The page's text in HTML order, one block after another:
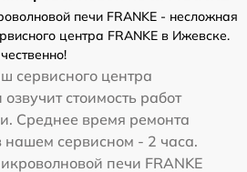
печи FRANKE - несложная
центра FRANKE в Ижевске.
сервисного центра
стоимость работ
Среднее время ремонта
нашем сервисном - 2 часа.
печи FRANKE